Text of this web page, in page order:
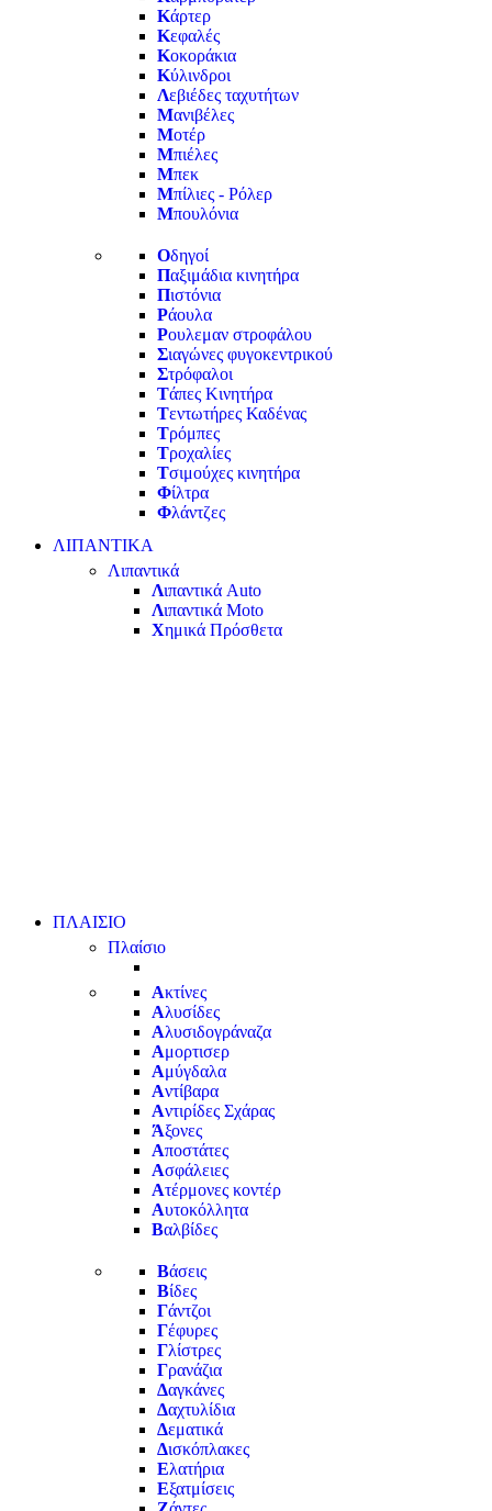
Κάρτερ
Κεφαλές
Κοκοράκια
Κύλινδροι
Λεβιέδες ταχυτήτων
Μανιβέλες
Μοτέρ
Μπιέλες
Μπεκ
Μπίλιες - Ρόλερ
Μπουλόνια
Οδηγοί
Παξιμάδια κινητήρα
Πιστόνια
Ράουλα
Ρουλεμαν στροφάλου
Σιαγώνες φυγοκεντρικού
Στρόφαλοι
Τάπες Κινητήρα
Τεντωτήρες Καδένας
Τρόμπες
Τροχαλίες
Τσιμούχες κινητήρα
Φίλτρα
Φλάντζες
ΛΙΠΑΝΤΙΚΑ
Λιπαντικά
Λιπαντικά Auto
Λιπαντικά Moto
Χημικά Πρόσθετα
ΠΛΑΙΣΙΟ
Πλαίσιο
Ακτίνες
Αλυσίδες
Αλυσιδογράναζα
Αμορτισερ
Αμύγδαλα
Αντίβαρα
Αντιρίδες Σχάρας
Άξονες
Αποστάτες
Ασφάλειες
Ατέρμονες κοντέρ
Αυτοκόλλητα
Βαλβίδες
Βάσεις
Βίδες
Γάντζοι
Γέφυρες
Γλίστρες
Γρανάζια
Δαγκάνες
Δαχτυλίδια
Δεματικά
Δισκόπλακες
Ελατήρια
Εξατμίσεις